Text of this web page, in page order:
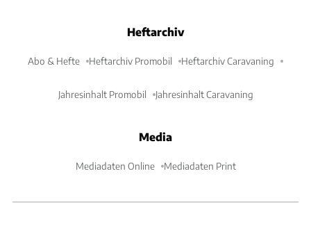
Heftarchiv
Abo & Hefte Heftarchiv Promobil Heftarchiv Caravaning
Jahresinhalt Promobil Jahresinhalt Caravaning
Media
Mediadaten Online Mediadaten Print